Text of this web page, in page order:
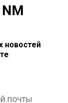
новостей